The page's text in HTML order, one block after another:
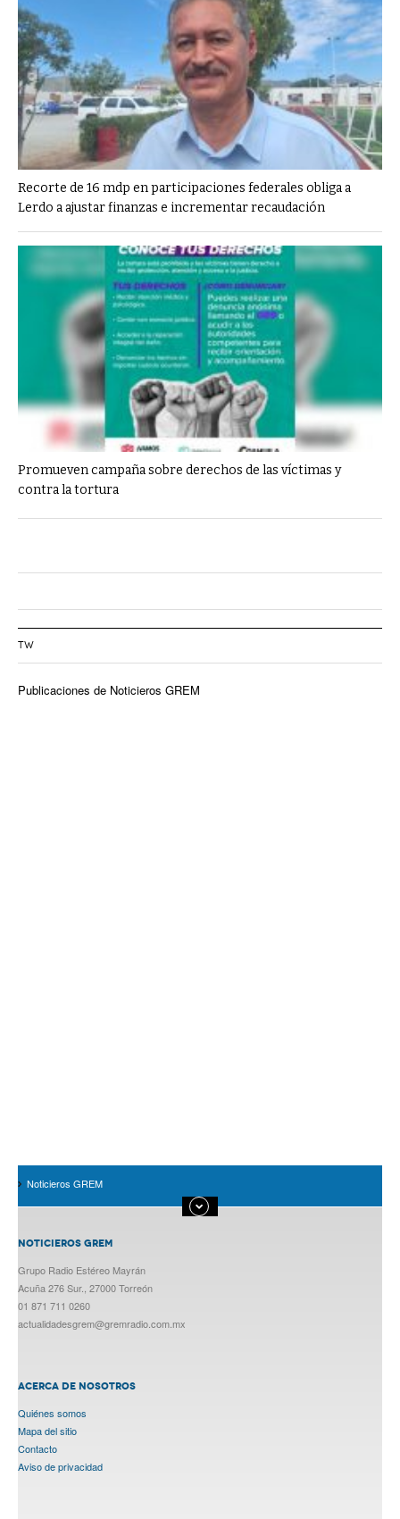
Recorte de 16 mdp en participaciones federales obliga a
Lerdo a ajustar finanzas e incrementar recaudación
Promueven campaña sobre derechos de las víctimas y
contra la tortura
TW
Publicaciones de Noticieros GREM
Noticieros GREM
NOTICIEROS GREM
Grupo Radio Estéreo Mayrán
Acuña 276 Sur., 27000 Torreón
01 871 711 0260
actualidadesgrem@gremradio.com.mx
ACERCA DE NOSOTROS
Quiénes somos
Mapa del sitio
Contacto
Aviso de privacidad